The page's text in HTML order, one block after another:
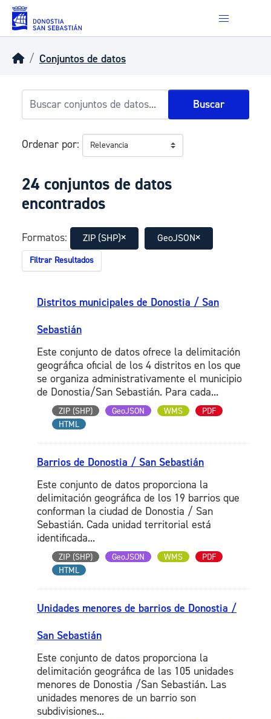
Skip to main content
Conjuntos de datos
Buscar
Ordenar por
24 conjuntos de datos
encontrados
Formatos: ZIP (SHP) GeoJSON
Filtrar Resultados
Distritos municipales de Donostia / San
Sebastián
Este conjunto de datos ofrece la delimitación
geográfica oficial de los 4 distritos en los que
se organiza administrativamente el municipio
de Donostia/San Sebastián. Para cada...
ZIP (SHP) GeoJSON WMS
PDF
HTML
Barrios de Donostia / San Sebastián
Este conjunto de datos proporciona la
delimitación geográfica de los 19 barrios que
conforman la ciudad de Donostia / San
Sebastián. Cada unidad territorial está
identificada...
ZIP (SHP) GeoJSON WMS
PDF
HTML
Unidades menores de barrios de Donostia /
San Sebastián
Este conjunto de datos proporciona la
delimitación geográfica de las 105 unidades
menores de Donostia /San Sebastián. Las
unidades menores de un barrio son
subdivisiones...